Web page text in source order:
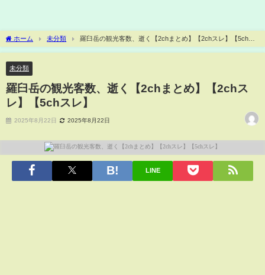
ホーム 未分類
羅臼岳の観光客数、逝く【2chまとめ】【2chスレ】【5chス
レ】
未分類
羅臼岳の観光客数、逝く【2chまとめ】【2chス
レ】【5chスレ】
2025年8月22日 2025年8月22日
LINE